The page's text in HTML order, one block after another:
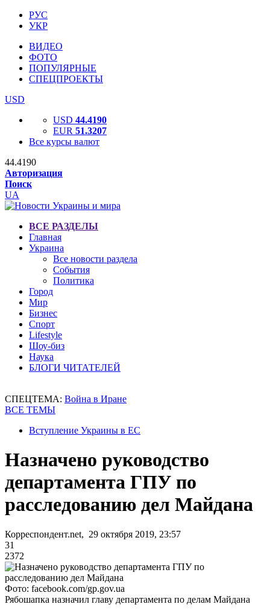
РУС
УКР
ВИДЕО
ФОТО
ПОПУЛЯРНЫЕ
СПЕЦПРОЕКТЫ
USD
USD 44.4190
EUR 51.3207
Все курсы валют
44.4190
Авторизация
Поиск
UA
ВСЕ РАЗДЕЛЫ
Главная
Украина
Все новости раздела
События
Политика
Город
Мир
Бизнес
Спорт
Lifestyle
Шоу-биз
Наука
БЛОГИ ЧИТАТЕЛЕЙ
СПЕЦТЕМА: Война в Иране
ВСЕ ТЕМЫ
Вступление Украины в ЕС
Назначено руководство
департамента ГПУ по
расследованию дел Майдана
Корреспондент.net, 29 октября 2019, 23:57
31
2372
Фото: facebook.com/gp.gov.ua
Рябошапка назначил главу департамента по делам Майдана